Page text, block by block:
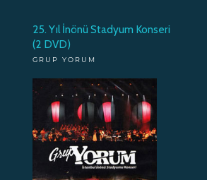
25. Yıl İnönü Stadyum Konseri
(2 DVD)
GRUP YORUM